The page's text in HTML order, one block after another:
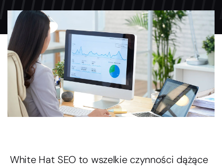
White Hat SEO to wszelkie czynności dążące